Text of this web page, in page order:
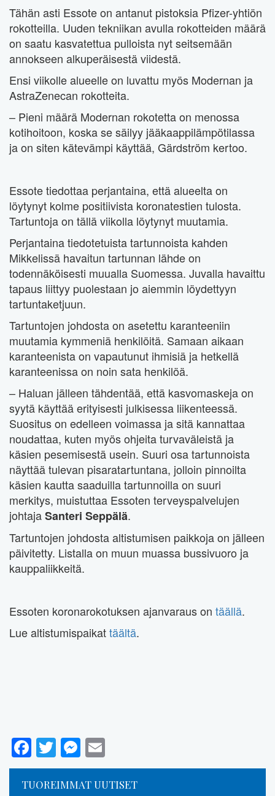
Tähän asti Essote on antanut pistoksia Pfizer-yhtiön
rokotteilla. Uuden tekniikan avulla rokotteiden määrä
on saatu kasvatettua pulloista nyt seitsemään
annokseen alkuperäisestä viidestä.
Ensi viikolle alueelle on luvattu myös Modernan ja
AstraZenecan rokotteita.
– Pieni määrä Modernan rokotetta on menossa
kotihoitoon, koska se säilyy jääkaappilämpötilassa
ja on siten kätevämpi käyttää, Gärdström kertoo.
Essote tiedottaa perjantaina, että alueelta on
löytynyt kolme positiivista koronatestien tulosta.
Tartuntoja on tällä viikolla löytynyt muutamia.
Perjantaina tiedotetuista tartunnoista kahden
Mikkelissä havaitun tartunnan lähde on
todennäköisesti muualla Suomessa. Juvalla havaittu
tapaus liittyy puolestaan jo aiemmin löydettyyn
tartuntaketjuun.
Tartuntojen johdosta on asetettu karanteeniin
muutamia kymmeniä henkilöitä. Samaan aikaan
karanteenista on vapautunut ihmisiä ja hetkellä
karanteenissa on noin sata henkilöä.
– Haluan jälleen tähdentää, että kasvomaskeja on
syytä käyttää erityisesti julkisessa liikenteessä.
Suositus on edelleen voimassa ja sitä kannattaa
noudattaa, kuten myös ohjeita turvaväleistä ja
käsien pesemisestä usein. Suuri osa tartunnoista
näyttää tulevan pisaratartuntana, jolloin pinnoilta
käsien kautta saaduilla tartunnoilla on suuri
merkitys, muistuttaa Essoten terveyspalvelujen
johtajaSanteri Seppälä.
Tartuntojen johdosta altistumisen paikkoja on jälleen
päivitetty. Listalla on muun muassa bussivuoro ja
kauppaliikkeitä.
Essoten koronarokotuksen ajanvaraus on täällä.
Lue altistumispaikattäältä.
Facebook
TwitterMessenger
TUOREIMMAT UUTISET